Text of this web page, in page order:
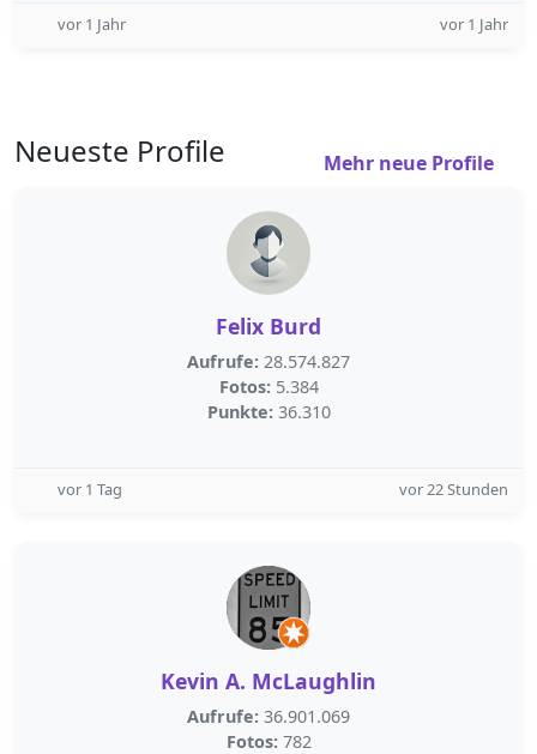
vor 1 Jahr vor 1 Jahr
Neueste Profile Mehr neue Profile
Felix Burd
Aufrufe: 28.574.827
Fotos: 5.384
Punkte: 36.310
vor 1 Tag vor 22 Stunden
Kevin A. McLaughlin
Aufrufe: 36.901.069
Fotos: 782